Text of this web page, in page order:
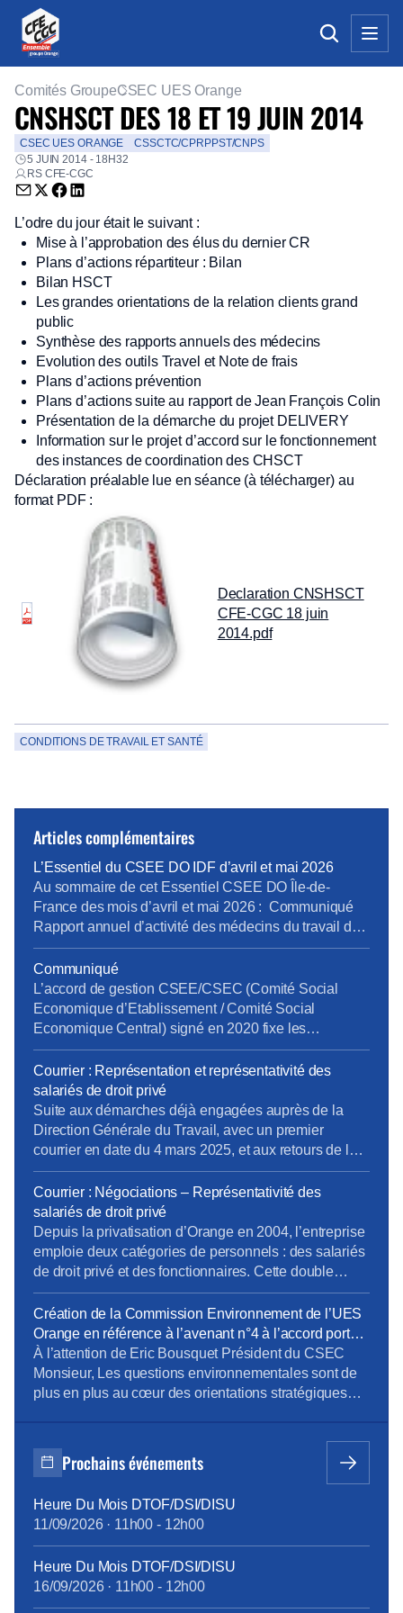
Comités GroupeCSEC UES Orange
CNSHSCT DES 18 ET 19 JUIN 2014
CSEC UES ORANGE
CSSCTC/CPRPPST/CNPS
5 JUIN 2014 - 18H32
RS CFE-CGC
Envoyer par email (nouvelle fenêtre)
Partager sur Twitter (nouvelle fenêtre)
Partager sur Facebook (nouvelle fenêtre)
Partager sur LinkedIn (nouvelle fenêtre)
L’odre du jour était le suivant :
Mise à l’approbation des élus du dernier CR
Plans d’actions répartiteur : Bilan
Bilan HSCT
Les grandes orientations de la relation clients grand
public
Synthèse des rapports annuels des médecins
Evolution des outils Travel et Note de frais
Plans d’actions prévention
Plans d’actions suite au rapport de Jean François Colin
Présentation de la démarche du projet DELIVERY
Information sur le projet d’accord sur le fonctionnement
des instances de coordination des CHSCT
Déclaration préalable lue en séance (à télécharger) au
format PDF :
Declaration CNSHSCT
CFE-CGC 18 juin
2014.pdf
CONDITIONS DE TRAVAIL ET SANTÉ
Articles complémentaires
L’Essentiel du CSEE DO IDF d’avril et mai 2026
Au sommaire de cet Essentiel CSEE DO Île-de-
France des mois d’avril et mai 2026 : Communiqué
Rapport annuel d’activité des médecins du travail de
la DO IDF pour 2025 Bilan Plan de Développement
des Compétences 2025 pour la DO IDF Approbation
des comptes annuels du CSEE DO IDF pour 2025
Retour d’expérience sur le projet […]
Communiqué
L’accord de gestion CSEE/CSEC (Comité Social
Economique d’Etablissement / Comité Social
Economique Central) signé en 2020 fixe les
prestations, les services et leur financement entre le
CSEE et le CSEC. Chaque année, les CSEE versent
au CSEC 20,25% de leur budget pour la gestion des
activités (prestations enfance, solidarité, retraites,
gestion des comptes salarié, etc.…). Cet […]
Courrier : Représentation et représentativité des
salariés de droit privé
Suite aux démarches déjà engagées auprès de la
Direction Générale du Travail, avec un premier
courrier en date du 4 mars 2025, et aux retours de la
Direction Générale du Travail, la CFE-CGC Orange a
transmis un nouveau courrier. Rappel du contexte :
Depuis la privatisation d’Orange en 2004, l’entreprise
emploie deux catégories de personnels […]
Courrier : Négociations – Représentativité des
salariés de droit privé
Depuis la privatisation d’Orange en 2004, l’entreprise
emploie deux catégories de personnels : des salariés
de droit privé et des fonctionnaires. Cette double
composante rend nécessaire une distinction claire
des périmètres électoraux, notamment pour
déterminer la représentativité syndicale au regard de
la convention collective des télécommunications. Or,
à l’issue des élections professionnelles de novembre
2023, […]
Création de la Commission Environnement de l’UES
Orange en référence à l’avenant n°4 à l’accord portant
sur le dialogue social au sein de l’UES Orange _
document du 24 octobre 2023
À l’attention de Eric Bousquet Président du CSEC
Monsieur, Les questions environnementales sont de
plus en plus au cœur des orientations stratégiques
Fallacher dans le Live « Lancement du programme
Carbone » du 6/12 dernier, « c’est une priorité
Prochains événements
Heure Du Mois DTOF/DSI/DISU
11/09/2026· 11h00 - 12h00
Heure Du Mois DTOF/DSI/DISU
16/09/2026· 11h00 - 12h00